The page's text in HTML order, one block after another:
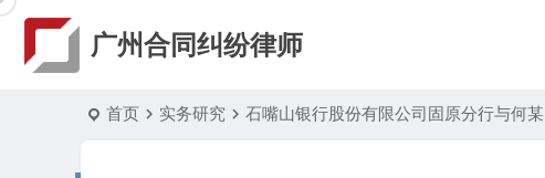
广州合同纠纷律师
首页 实务研究 石嘴山银行股份有限公司固原分行与何